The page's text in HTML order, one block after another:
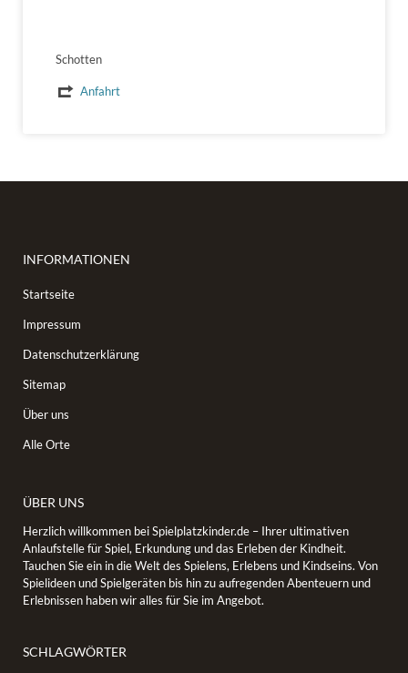
Schotten
Anfahrt
INFORMATIONEN
Startseite
Impressum
Datenschutzerklärung
Sitemap
Über uns
Alle Orte
ÜBER UNS
Herzlich willkommen bei Spielplatzkinder.de – Ihrer ultimativen
Anlaufstelle für Spiel, Erkundung und das Erleben der Kindheit.
Tauchen Sie ein in die Welt des Spielens, Erlebens und Kindseins. Von
Spielideen und Spielgeräten bis hin zu aufregenden Abenteuern und
Erlebnissen haben wir alles für Sie im Angebot.
SCHLAGWÖRTER